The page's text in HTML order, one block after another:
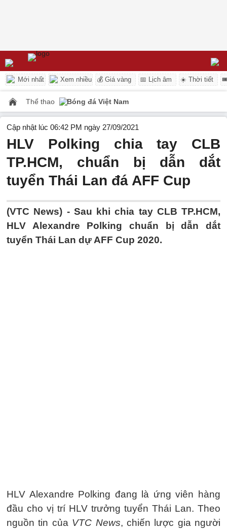
Mới nhất Xem nhiều 💰 Giá vàng 📅 Lịch âm ☀️ Thời tiết
Thể thao Bóng đá Việt Nam
Cập nhật lúc 06:42 PM ngày 27/09/2021
HLV Polking chia tay CLB
TP.HCM, chuẩn bị dẫn dắt
tuyển Thái Lan đá AFF Cup
(VTC News) - Sau khi chia tay CLB TP.HCM,
HLV Alexandre Polking chuẩn bị dẫn dắt
tuyển Thái Lan dự AFF Cup 2020.
HLV Alexandre Polking đang là ứng viên hàng
đầu cho vị trí HLV trưởng tuyển Thái Lan. Theo
nguồn tin của VTC News, chiến lược gia người